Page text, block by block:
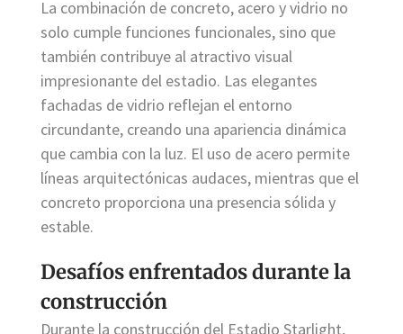
La combinación de concreto, acero y vidrio no
solo cumple funciones funcionales, sino que
también contribuye al atractivo visual
impresionante del estadio. Las elegantes
fachadas de vidrio reflejan el entorno
circundante, creando una apariencia dinámica
que cambia con la luz. El uso de acero permite
líneas arquitectónicas audaces, mientras que el
concreto proporciona una presencia sólida y
estable.
Desafíos enfrentados durante la
construcción
Durante la construcción del Estadio Starlight,